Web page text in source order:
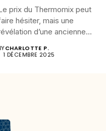
prix du Thermomix peut
hésiter, mais une
d’une ancienne...
CHARLOTTE P.
1 DÉCEMBRE 2025